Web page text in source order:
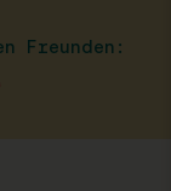
Freunden: